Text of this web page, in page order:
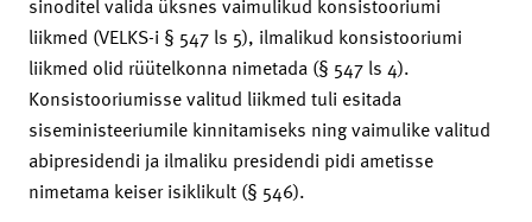
liikmed (VELKS-i § 547 ls 5), ilmalikud konsistooriumi
liikmed olid rüütelkonna nimetada (§ 547 ls 4).
Konsistooriumisse valitud liikmed tuli esitada
siseministeeriumile kinnitamiseks ning vaimulike valitud
abipresidendi ja ilmaliku presidendi pidi ametisse
nimetama keiser isiklikult (§ 546).